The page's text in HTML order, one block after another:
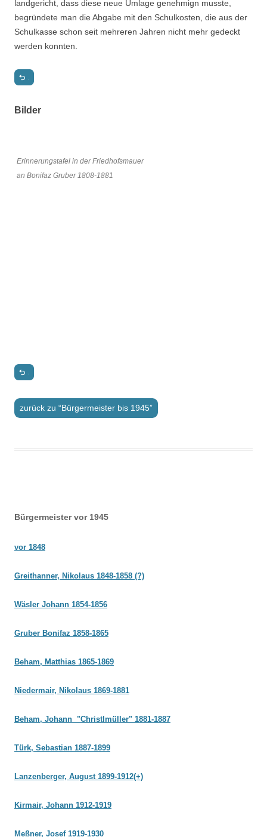
landgericht, dass diese neue Umlage genehmign musste,
begründete man die Abgabe mit den Schulkosten, die aus der
Schulkasse schon seit mehreren Jahren nicht mehr gedeckt
werden konnten.
Bilder
Erinnerungstafel in der Friedhofsmauer
an Bonifaz Gruber 1808-1881
zurück zu “Bürgermeister bis 1945”
Navigation
Bürgermeister vor 1945
vor 1848
Greithanner, Nikolaus 1848-1858 (?)
Wäsler Johann 1854-1856
Gruber Bonifaz 1858-1865
Beham, Matthias 1865-1869
Niedermair, Nikolaus 1869-1881
Beham, Johann "Christlmüller" 1881-1887
Türk, Sebastian 1887-1899
Lanzenberger, August 1899-1912(+)
Kirmair, Johann 1912-1919
Meßner, Josef 1919-1930